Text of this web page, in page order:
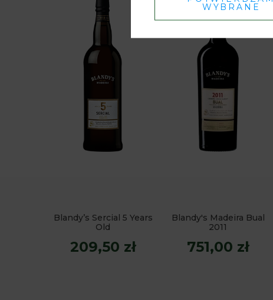
Blandy’s Sercial 5 Years
Old
209,50 zł
Blandy's Madeira Bual
2011
751,00 zł
WYBRANE